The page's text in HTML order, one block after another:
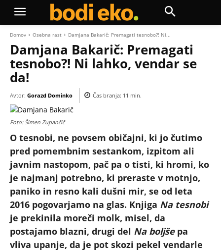
Domov Osebna rast Damjana Bakarič: Premagati tesnobo?! Ni...
Damjana Bakarič: Premagati
tesnobo?! Ni lahko, vendar se
da!
Avtor: Gorazd Dominko Čas branja: 11 min.
Foto: Šimen Zupančič
O tesnobi, ne povsem običajni, ki jo čutimo
pred pomembnim sestankom, izpitom ali
javnim nastopom, pač pa o tisti, ki hromi, ko
je najmanj potrebno, ki preraste v motnjo,
paniko in resno kali dušni mir, se od leta
2016 pogovarjamo na glas. Knjiga Na tesnobi
je prekinila moreči molk, misel, da
postajamo blazni, drugi del Na boljšepa
vliva upanje, da je pot skozi pekel vendarle